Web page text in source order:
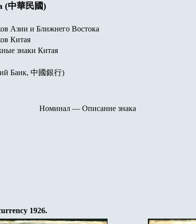
(中華民國)
Азии и Ближнего Востока
Китая
знаки Китая
Банк, 中國銀行)
Номинал — Описание знака
1926.